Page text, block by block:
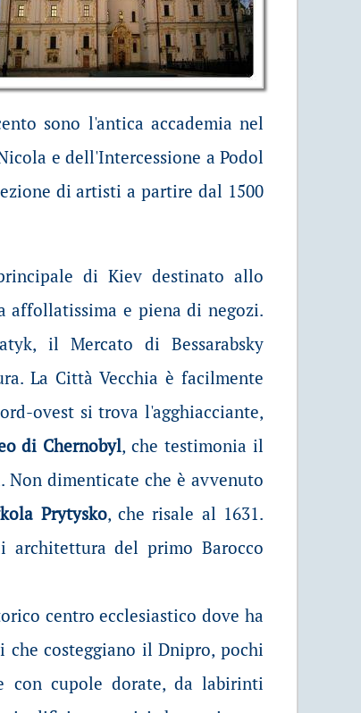
sono l'antica accademia nel
e dell'Intercessione a Podol
di artisti a partire dal 1500
di Kiev destinato allo
affollatissima e piena di negozi.
il Mercato di Bessarabsky
La Città Vecchia è facilmente
ovest si trova l'agghiacciante,
di Chernobyl, che testimonia il
Non dimenticate che è avvenuto
Prytysko, che risale al 1631.
del primo Barocco
centro ecclesiastico dove ha
che costeggiano il Dnipro, pochi
con cupole dorate, da labirinti